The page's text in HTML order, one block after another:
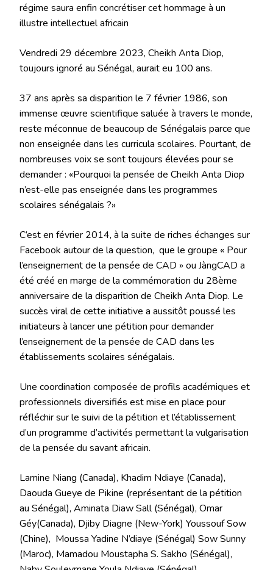
régime saura enfin concrétiser cet hommage à un
illustre intellectuel africain
Vendredi 29 décembre 2023, Cheikh Anta Diop,
toujours ignoré au Sénégal, aurait eu 100 ans.
37 ans après sa disparition le 7 février 1986, son
immense œuvre scientifique saluée à travers le monde,
reste méconnue de beaucoup de Sénégalais parce que
non enseignée dans les curricula scolaires. Pourtant, de
nombreuses voix se sont toujours élevées pour se
demander : «Pourquoi la pensée de Cheikh Anta Diop
n’est-elle pas enseignée dans les programmes
scolaires sénégalais ?»
C’est en février 2014, à la suite de riches échanges sur
Facebook autour de la question, que le groupe « Pour
l’enseignement de la pensée de CAD » ou JàngCAD a
été créé en marge de la commémoration du 28ème
anniversaire de la disparition de Cheikh Anta Diop. Le
succès viral de cette initiative a aussitôt poussé les
initiateurs à lancer une pétition pour demander
l’enseignement de la pensée de CAD dans les
établissements scolaires sénégalais.
Une coordination composée de profils académiques et
professionnels diversifiés est mise en place pour
réfléchir sur le suivi de la pétition et l’établissement
d’un programme d’activités permettant la vulgarisation
de la pensée du savant africain.
Lamine Niang (Canada), Khadim Ndiaye (Canada),
Daouda Gueye de Pikine (représentant de la pétition
au Sénégal), Aminata Diaw Sall (Sénégal), Omar
Géy(Canada), Djiby Diagne (New-York) Youssouf Sow
(Chine), Moussa Yadine N’diaye (Sénégal) Sow Sunny
(Maroc), Mamadou Moustapha S. Sakho (Sénégal),